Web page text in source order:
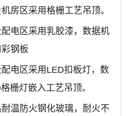
机房区采用格栅工艺吊顶。
电区采用乳胶漆，数据机
钢板
电区采用LED扣板灯，数
栅灯嵌入工艺吊顶。
温防火钢化玻璃，耐火不